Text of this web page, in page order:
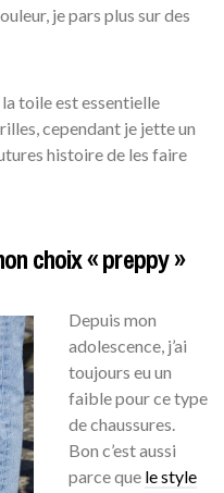
je pars plus sur des
la toile est essentielle
cependant je jette un
histoire de les faire
choix « preppy »
Depuis mon
adolescence, j’ai
toujours eu un
faible pour ce type
de chaussures.
Bon c’est aussi
parce que le style